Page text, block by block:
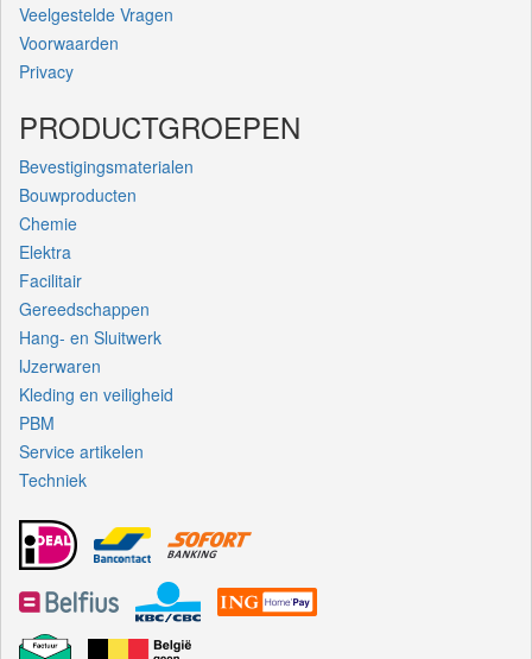
Veelgestelde Vragen
Voorwaarden
Privacy
PRODUCTGROEPEN
Bevestigingsmaterialen
Bouwproducten
Chemie
Elektra
Facilitair
Gereedschappen
Hang- en Sluitwerk
IJzerwaren
Kleding en veiligheid
PBM
Service artikelen
Techniek